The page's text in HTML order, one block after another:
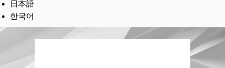
日本語
한국어